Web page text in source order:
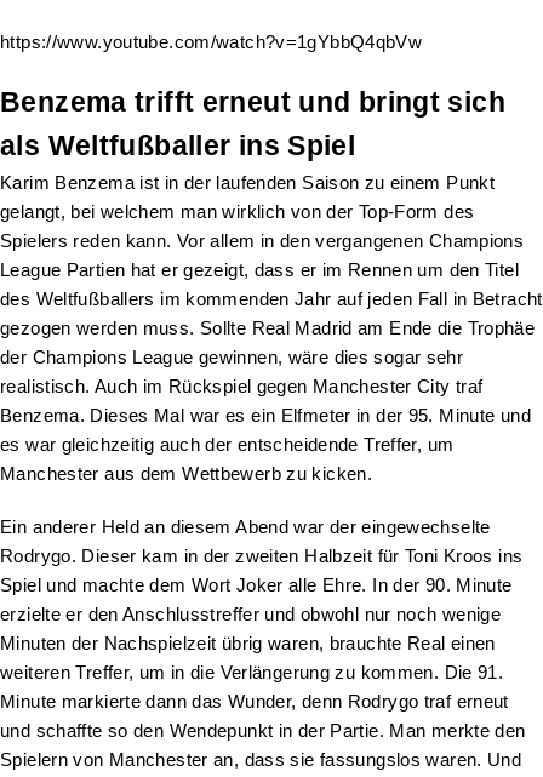
https://www.youtube.com/watch?v=1gYbbQ4qbVw
Benzema trifft erneut und bringt sich
als Weltfußballer ins Spiel
Karim Benzema ist in der laufenden Saison zu einem Punkt
gelangt, bei welchem man wirklich von der Top-Form des
Spielers reden kann. Vor allem in den vergangenen Champions
League Partien hat er gezeigt, dass er im Rennen um den Titel
des Weltfußballers im kommenden Jahr auf jeden Fall in Betracht
gezogen werden muss. Sollte Real Madrid am Ende die Trophäe
der Champions League gewinnen, wäre dies sogar sehr
realistisch. Auch im Rückspiel gegen Manchester City traf
Benzema. Dieses Mal war es ein Elfmeter in der 95. Minute und
es war gleichzeitig auch der entscheidende Treffer, um
Manchester aus dem Wettbewerb zu kicken.
Ein anderer Held an diesem Abend war der eingewechselte
Rodrygo. Dieser kam in der zweiten Halbzeit für Toni Kroos ins
Spiel und machte dem Wort Joker alle Ehre. In der 90. Minute
erzielte er den Anschlusstreffer und obwohl nur noch wenige
Minuten der Nachspielzeit übrig waren, brauchte Real einen
weiteren Treffer, um in die Verlängerung zu kommen. Die 91.
Minute markierte dann das Wunder, denn Rodrygo traf erneut
und schaffte so den Wendepunkt in der Partie. Man merkte den
Spielern von Manchester an, dass sie fassungslos waren. Und